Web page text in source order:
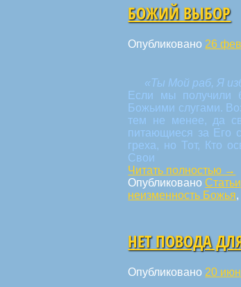
БОЖИЙ ВЫБОР
Опубликовано 26
«Ты Мой раб, Я
Если мы получили
Божьими слугами.
тем не менее, да
питающиеся за Его
греха, но Тот, Кто
Свои
Читать полностью →
ОпубликованоСтатьи
неизменность Божья,
НЕТ ПОВОДА
Опубликовано 20